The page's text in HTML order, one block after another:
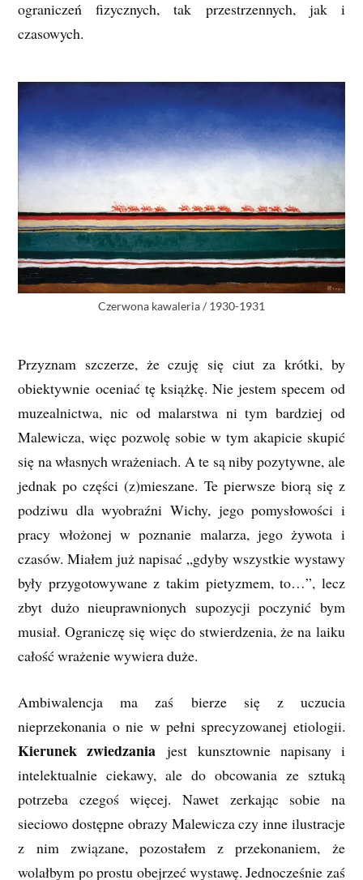
ograniczeń fizycznych, tak przestrzennych, jak i
czasowych.
Czerwona kawaleria / 1930-1931
Przyznam szczerze, że czuję się ciut za krótki, by
obiektywnie oceniać tę książkę. Nie jestem specem od
muzealnictwa, nic od malarstwa ni tym bardziej od
Malewicza, więc pozwolę sobie w tym akapicie skupić
się na własnych wrażeniach. A te są niby pozytywne, ale
jednak po części (z)mieszane. Te pierwsze biorą się z
podziwu dla wyobraźni Wichy, jego pomysłowości i
pracy włożonej w poznanie malarza, jego żywota i
czasów. Miałem już napisać „gdyby wszystkie wystawy
były przygotowywane z takim pietyzmem, to…”, lecz
zbyt dużo nieuprawnionych supozycji poczynić bym
musiał. Ograniczę się więc do stwierdzenia, że na laiku
całość wrażenie wywiera duże.
Ambiwalencja ma zaś bierze się z uczucia
nieprzekonania o nie w pełni sprecyzowanej etiologii.
Kierunek zwiedzaniajest kunsztownie napisany i
intelektualnie ciekawy, ale do obcowania ze sztuką
potrzeba czegoś więcej. Nawet zerkając sobie na
sieciowo dostępne obrazy Malewicza czy inne ilustracje
z nim związane, pozostałem z przekonaniem, że
wolałbym po prostu obejrzeć wystawę. Jednocześnie zaś